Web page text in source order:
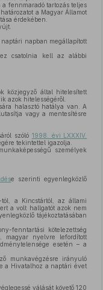
fennmaradó tartozás teljes
a Magyar Államot
érdekében.
napban megállapított
csatolnia kell az alábbi
közjegyző által hitelesített
azok hitelességéről.
halasztó hatálya van. A
vagy a mentesítésre
szóló 1998. évi LXXXIV.
tekintettel igazolja.
személyek
e szerinti egyenlegközlő
tól, a Kincstártól, az állami
a volt hallgatót azok nem
tájékoztatásában
fenntartási kötelezettség
magyar nyelvre lefordított
esetén – a
munkavégzésre irányuló
a Hivatalhoz a naptári évet
válását követő 120